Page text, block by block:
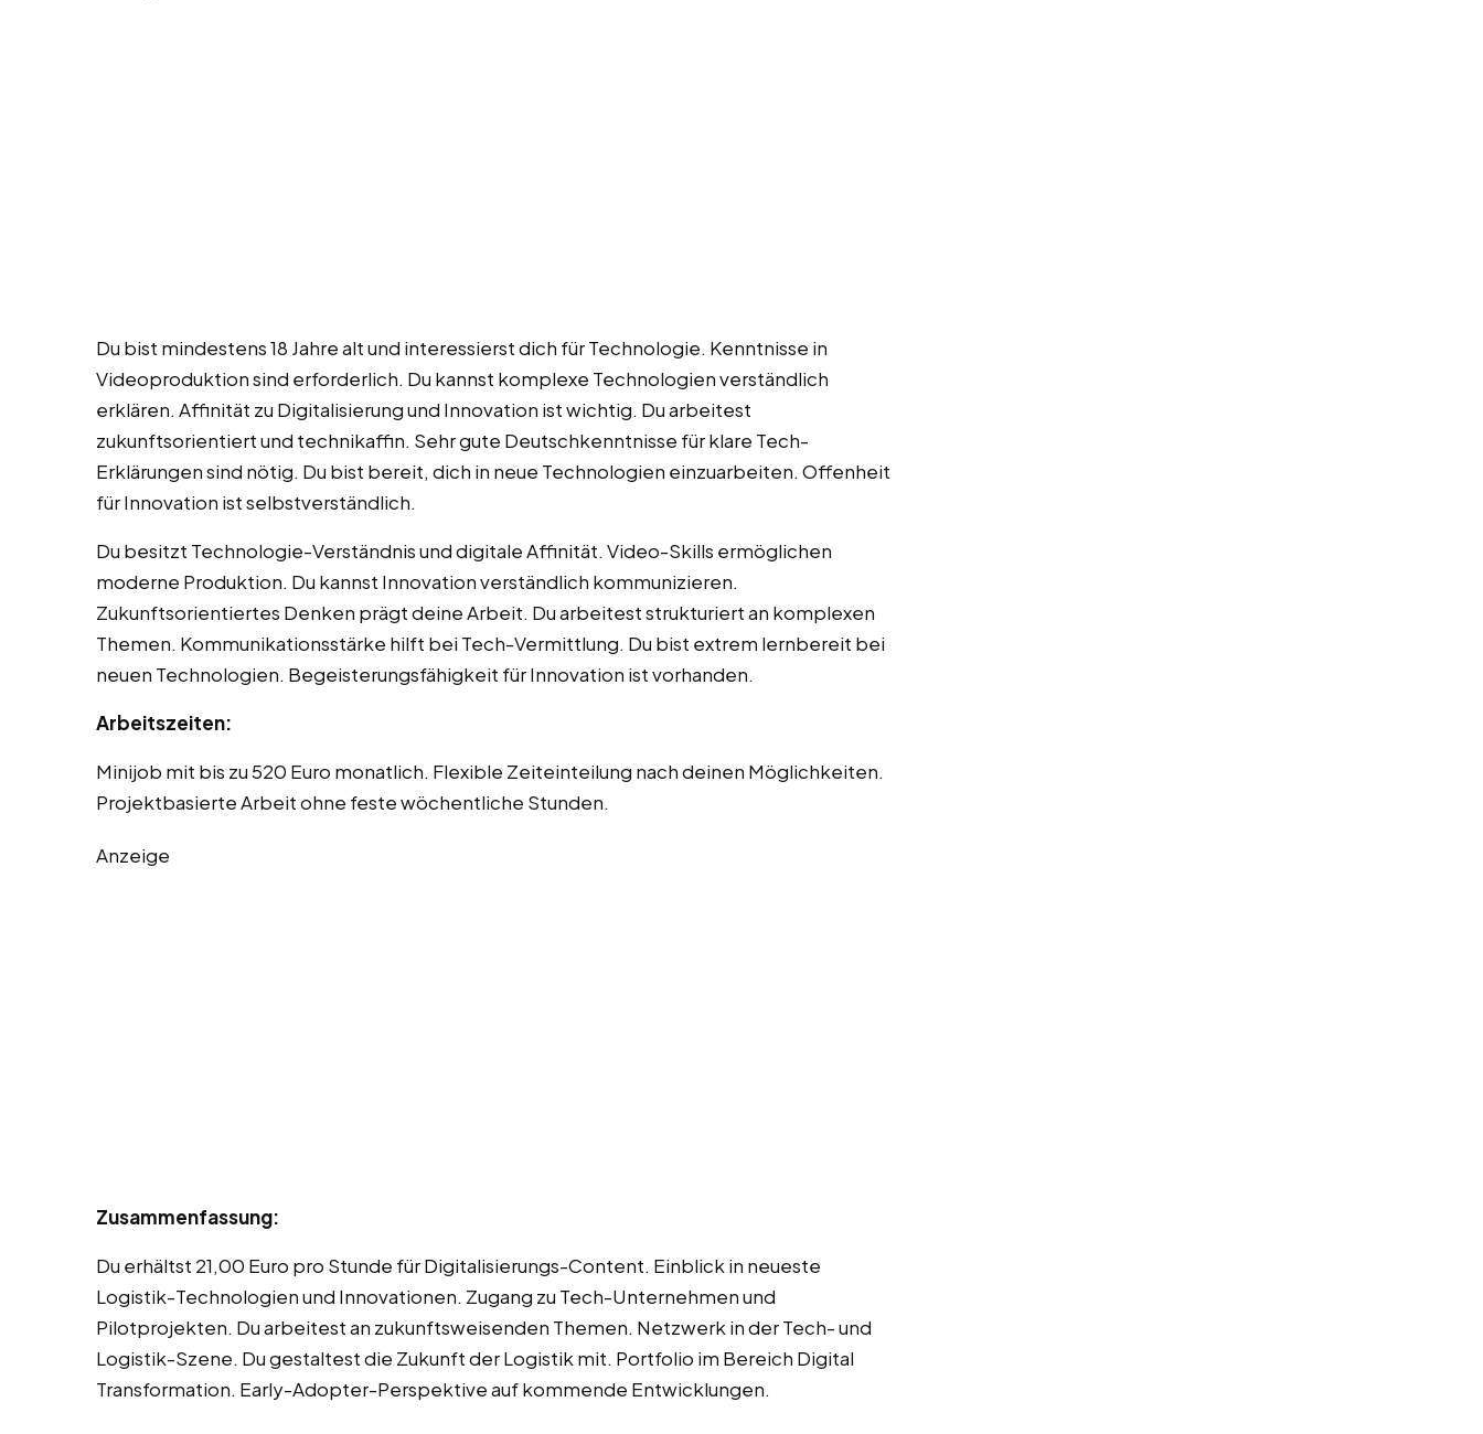
Du bist mindestens 18 Jahre alt und interessierst dich für Technologie. Kenntnisse in
Videoproduktion sind erforderlich. Du kannst komplexe Technologien verständlich
erklären. Affinität zu Digitalisierung und Innovation ist wichtig. Du arbeitest
zukunftsorientiert und technikaffin. Sehr gute Deutschkenntnisse für klare Tech-
Erklärungen sind nötig. Du bist bereit, dich in neue Technologien einzuarbeiten. Offenheit
für Innovation ist selbstverständlich.
Du besitzt Technologie-Verständnis und digitale Affinität. Video-Skills ermöglichen
moderne Produktion. Du kannst Innovation verständlich kommunizieren.
Zukunftsorientiertes Denken prägt deine Arbeit. Du arbeitest strukturiert an komplexen
Themen. Kommunikationsstärke hilft bei Tech-Vermittlung. Du bist extrem lernbereit bei
neuen Technologien. Begeisterungsfähigkeit für Innovation ist vorhanden.
Arbeitszeiten:
Minijob mit bis zu 520 Euro monatlich. Flexible Zeiteinteilung nach deinen Möglichkeiten.
Projektbasierte Arbeit ohne feste wöchentliche Stunden.
Anzeige
Zusammenfassung:
Du erhältst 21,00 Euro pro Stunde für Digitalisierungs-Content. Einblick in neueste
Logistik-Technologien und Innovationen. Zugang zu Tech-Unternehmen und
Pilotprojekten. Du arbeitest an zukunftsweisenden Themen. Netzwerk in der Tech- und
Logistik-Szene. Du gestaltest die Zukunft der Logistik mit. Portfolio im Bereich Digital
Transformation. Early-Adopter-Perspektive auf kommende Entwicklungen.